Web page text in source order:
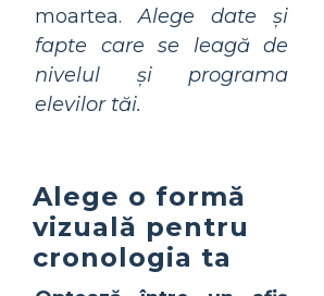
moartea.Alege date și
fapte care se leagă de
nivelul și programa
elevilor tăi.
Alege o formă
vizuală pentru
cronologia ta